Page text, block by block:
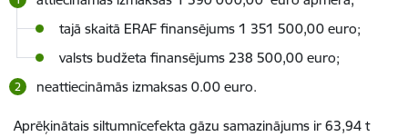
tajā skaitā ERAF finansējums 1 351 500,00 euro;
valsts budžeta finansējums 238 500,00 euro;
neattiecināmās izmaksas 0.00 euro.
Aprēķinātais siltumnīcefekta gāzu samazinājums ir 63,94 t